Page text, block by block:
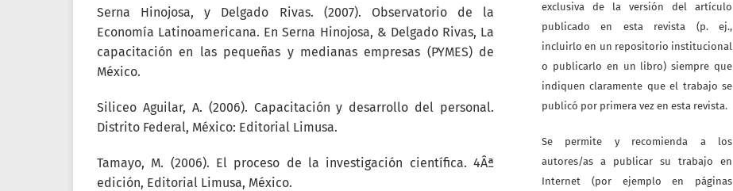
Serna Hinojosa, y Delgado Rivas. (2007). Observatorio de la
Economía Latinoamericana. En Serna Hinojosa, & Delgado Rivas, La
capacitación en las pequeñas y medianas empresas (PYMES) de
México.
Siliceo Aguilar, A. (2006). Capacitación y desarrollo del personal.
Distrito Federal, México: Editorial Limusa.
Tamayo, M. (2006). El proceso de la investigación científica. 4Âª
edición, Editorial Limusa, México.
exclusiva de la versión del artículo
publicado en esta revista (p. ej.,
incluirlo en un repositorio institucional
o publicarlo en un libro) siempre que
indiquen claramente que el trabajo se
publicó por primera vez en esta revista.
Se permite y recomienda a los
autores/as a publicar su trabajo en
Internet (por ejemplo en páginas